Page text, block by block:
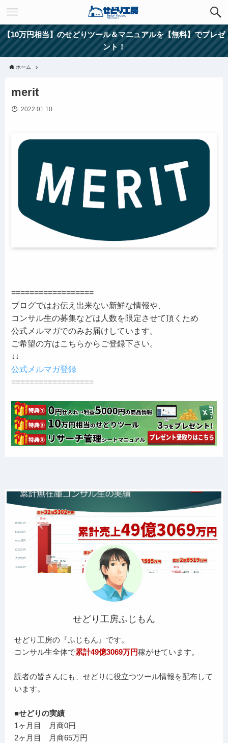
【10万円相当】のせどりツール＆マニュアルを【無料】でプレゼ
ント！
ホーム
merit
2022.01.10
==================
ブログではお伝え出来ない新鮮な情報や、
コンサル生の募集などは人数を限定させて頂くため
公式メルマガでのみお届けしています。
ご希望の方はこちらからご登録下さい。
↓↓
公式メルマガ登録
==================
せどり工房ふじもん
せどり工房の『ふじもん』です。
コンサル生全体で累計49億3069万円稼がせています。
読者の皆さんにも、せどりに役立つツール情報を配布して
います。
■せどりの実績
1ヶ月目 月商0円
2ヶ月目 月商65万円